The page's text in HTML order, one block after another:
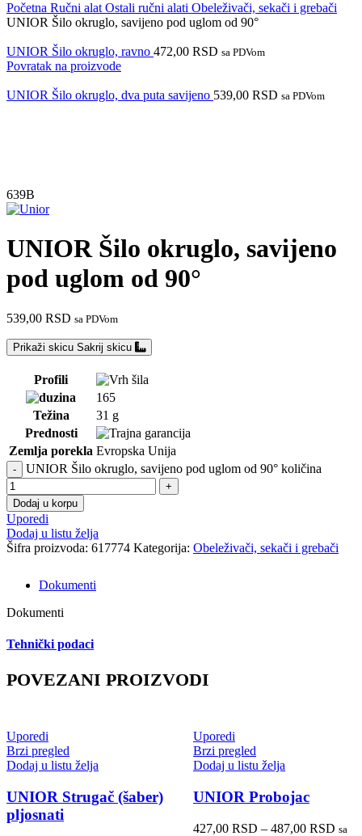
Početna Ručni alat Ostali ručni alati Obeleživači, sekači i grebači
UNIOR Šilo okruglo, savijeno pod uglom od 90°
UNIOR Šilo okruglo, ravno 472,00 RSD sa PDVom
Povratak na proizvode
UNIOR Šilo okruglo, dva puta savijeno 539,00 RSD sa PDVom
639B
UNIOR Šilo okruglo, savijeno
pod uglom od 90°
539,00 RSD sa PDVom
Prikaži skicu Sakrij skicu
Profili
165
Težina
31 g
Prednosti
Zemlja porekla Evropska Unija
UNIOR Šilo okruglo, savijeno pod uglom od 90° količina
Dodaj u korpu
Uporedi
Dodaj u listu želja
Šifra proizvoda: 617774 Kategorija: Obeleživači, sekači i grebači
Dokumenti
Dokumenti
Tehnički podaci
POVEZANI PROIZVODI
Uporedi
Brzi pregled
Dodaj u listu želja
UNIOR Strugač (šaber)
pljosnati
Uporedi
Brzi pregled
Dodaj u listu želja
UNIOR Probojac
427,00 RSD – 487,00 RSD sa